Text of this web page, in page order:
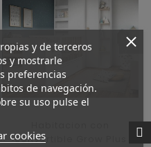
convertible Grow Plus
y de terceros
y mostrarle
preferencias
de navegación.
su uso pulse el
cookies